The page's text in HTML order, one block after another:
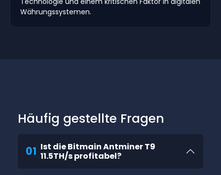
Währungssystemen.
Häufig gestellte Fragen
01 Ist die Bitmain Antminer T9
11.5TH/s profitabel?